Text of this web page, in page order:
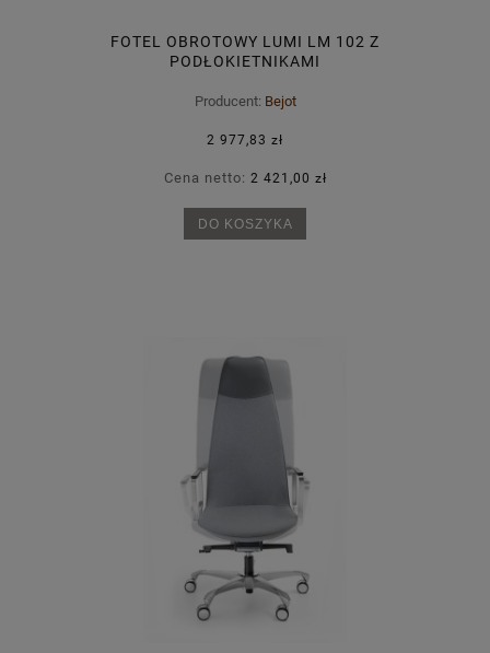
FOTEL OBROTOWY LUMI LM 102 Z
PODŁOKIETNIKAMI
Producent: Bejot
2 977,83 zł
Cena netto: 2 421,00 zł
DO KOSZYKA